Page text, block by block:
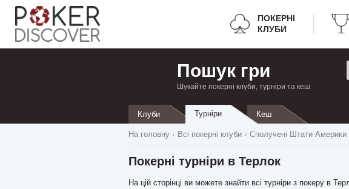
ПОКЕРНІ
КЛУБИ
Пошук гри
Шукайте покерні клуби, турніри та кеш
Клуби Турніри Кеш
На головну Всі покерні клуби Сполучені Штати Америки
Покерні турніри в Терлок
На цій сторінці ви можете знайти всі турніри з покеру в